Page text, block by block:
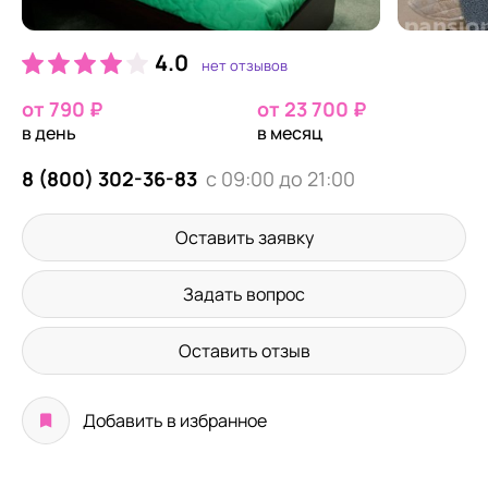
4.0 нет отзывов
от 790 ₽
в день
от 23 700 ₽
в месяц
8 (800) 302-36-83 с 09:00 до 21:00
Оставить заявку
Задать вопрос
Оставить отзыв
Добавить в избранное